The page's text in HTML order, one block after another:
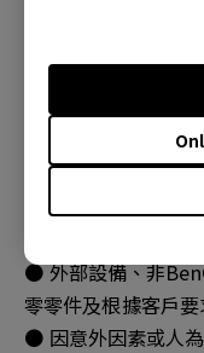
化。
● 產品經過非BenQ
更改或拆裝造成的
有拆過痕跡、損壞
● 產品序列號不符
● 外部設備、非
零零件及根據客戶
● 因意外因素或人